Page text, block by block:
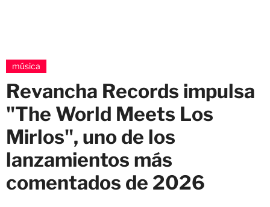
música
Revancha Records impulsa
"The World Meets Los
Mirlos", uno de los
lanzamientos más
comentados de 2026